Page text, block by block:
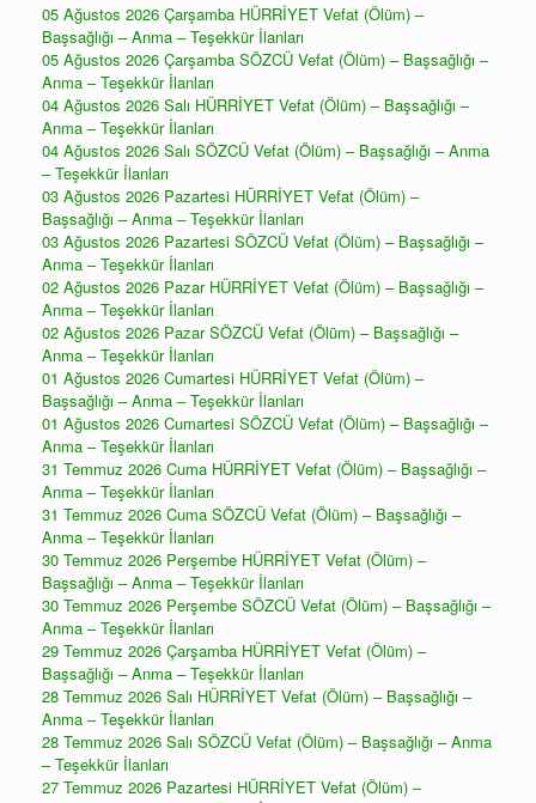
05 Ağustos 2026 Çarşamba HÜRRİYET Vefat (Ölüm) –
Başsağlığı – Anma – Teşekkür İlanları
05 Ağustos 2026 Çarşamba SÖZCÜ Vefat (Ölüm) – Başsağlığı –
Anma – Teşekkür İlanları
04 Ağustos 2026 Salı HÜRRİYET Vefat (Ölüm) – Başsağlığı –
Anma – Teşekkür İlanları
04 Ağustos 2026 Salı SÖZCÜ Vefat (Ölüm) – Başsağlığı – Anma
– Teşekkür İlanları
03 Ağustos 2026 Pazartesi HÜRRİYET Vefat (Ölüm) –
Başsağlığı – Anma – Teşekkür İlanları
03 Ağustos 2026 Pazartesi SÖZCÜ Vefat (Ölüm) – Başsağlığı –
Anma – Teşekkür İlanları
02 Ağustos 2026 Pazar HÜRRİYET Vefat (Ölüm) – Başsağlığı –
Anma – Teşekkür İlanları
02 Ağustos 2026 Pazar SÖZCÜ Vefat (Ölüm) – Başsağlığı –
Anma – Teşekkür İlanları
01 Ağustos 2026 Cumartesi HÜRRİYET Vefat (Ölüm) –
Başsağlığı – Anma – Teşekkür İlanları
01 Ağustos 2026 Cumartesi SÖZCÜ Vefat (Ölüm) – Başsağlığı –
Anma – Teşekkür İlanları
31 Temmuz 2026 Cuma HÜRRİYET Vefat (Ölüm) – Başsağlığı –
Anma – Teşekkür İlanları
31 Temmuz 2026 Cuma SÖZCÜ Vefat (Ölüm) – Başsağlığı –
Anma – Teşekkür İlanları
30 Temmuz 2026 Perşembe HÜRRİYET Vefat (Ölüm) –
Başsağlığı – Anma – Teşekkür İlanları
30 Temmuz 2026 Perşembe SÖZCÜ Vefat (Ölüm) – Başsağlığı –
Anma – Teşekkür İlanları
29 Temmuz 2026 Çarşamba HÜRRİYET Vefat (Ölüm) –
Başsağlığı – Anma – Teşekkür İlanları
28 Temmuz 2026 Salı HÜRRİYET Vefat (Ölüm) – Başsağlığı –
Anma – Teşekkür İlanları
28 Temmuz 2026 Salı SÖZCÜ Vefat (Ölüm) – Başsağlığı – Anma
– Teşekkür İlanları
27 Temmuz 2026 Pazartesi HÜRRİYET Vefat (Ölüm) –